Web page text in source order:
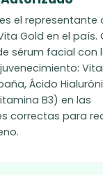
el representante
Gold en el país.
sérum facial con
Ácido
B3) en las
correctas para